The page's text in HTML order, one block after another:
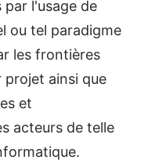
par l'usage de
ou tel paradigme
les frontières
ainsi que
et
acteurs de telle